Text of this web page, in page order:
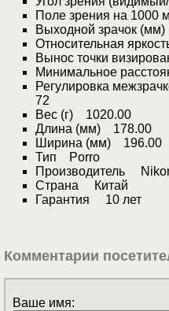
Поле зрения на
Выходной зрачок (мм)
Относительная
Вынос точки
Минимальное
Регулировка
72
Вес (г) 1020.00
Длина (мм) 178.00
Ширина (мм) 196.00
Тип Porro
Производитель
Страна Китай
Гарантия 10 лет
Комментарии
Ваше имя: